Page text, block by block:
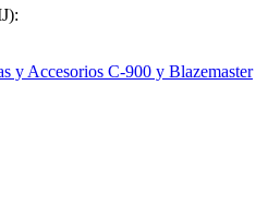
y Accesorios C-900 y Blazemaster